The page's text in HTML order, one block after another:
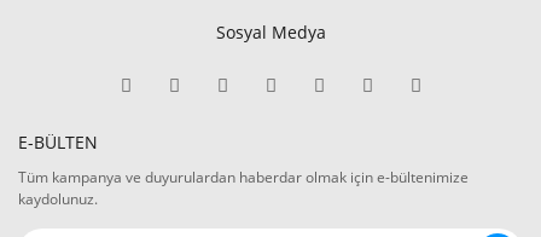
Sosyal Medya
E-BÜLTEN
Tüm kampanya ve duyurulardan haberdar olmak için e-bültenimize
kaydolunuz.